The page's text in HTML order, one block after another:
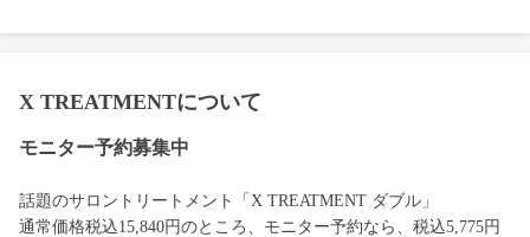
X TREATMENTについて
モニター予約募集中
話題のサロントリートメント「X TREATMENT ダブル」
通常価格税込15,840円のところ、モニター予約なら、税込5,775円